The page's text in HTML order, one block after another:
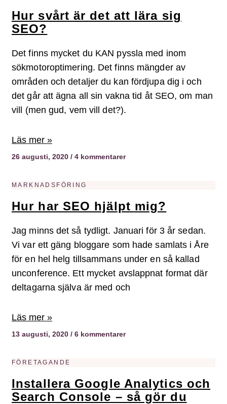
Hur svårt är det att lära sig
SEO?
Det finns mycket du KAN pyssla med inom
sökmotoroptimering. Det finns mängder av
områden och detaljer du kan fördjupa dig i och
det går att ägna all sin vakna tid åt SEO, om man
vill (men gud, vem vill det?).
Läs mer »
26 augusti, 2020 4 kommentarer
MARKNADSFÖRING
Hur har SEO hjälpt mig?
Jag minns det så tydligt. Januari för 3 år sedan.
Vi var ett gäng bloggare som hade samlats i Åre
för en hel helg tillsammans under en så kallad
unconference. Ett mycket avslappnat format där
deltagarna själva är med och
Läs mer »
13 augusti, 2020 6 kommentarer
FÖRETAGANDE
Installera Google Analytics och
Search Console – så gör du